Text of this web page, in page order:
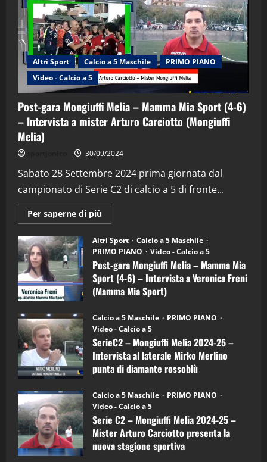
Altri Sport Calcio a 5 Maschile
PRIMO PIANO
Video - Calcio a 5
Post-gara Mongiuffi Melia – Mamma Mia Sport (4-6)
– Intervista a mister Arturo Carciotto (Mongiuffi
Melia)
30/09/2024
Sabato 28 Settembre 2024 prima giornata dal
campionato di Serie C2 di calcio a 5 di fronte...
Per saperne di più
informazioni
Post-
gara
Mongiuffi
Melia
–
Mamma
Mia
Sport
6)
–
Intervista
a
mister
Arturo
Carciotto
(Mongiuffi
Altri Sport
Calcio a 5 Maschile
PRIMO PIANO
Video - Calcio a 5
Post-gara Mongiuffi Melia – Mamma Mia
Sport (4-6) – Intervista a Veronica Freni
(Mamma Mia Sport)
Calcio a 5 Maschile
PRIMO PIANO
Video - Calcio a 5
SerieC2 – Mongiuffi Melia 2024-25 –
Intervista al laterale Mirko Merlino
punta di diamante rossoblù
Calcio a 5 Maschile
PRIMO PIANO
Video - Calcio a 5
Serie C2 – Mongiuffi Melia 2024-25 –
Mister Arturo Carciotto presenta la
nuova stagione sportiva
2
“SportEmpire” in Podcast: 29^ Puntata
(Martedi 28 Aprile 2026)
28/04/2026
3
"SportEmpire" in Podcast
“SportEmpire” in Podcast: 28^ Puntata
(Martedi 21 Aprile 2026)
21/04/2026
4
“SportEmpire” in Podcast: 27^ Puntata
(Martedi 14 Aprile 2026)
15/04/2026
5
“SportEmpire” in Podcast: 26^ Puntata
(Martedi 07 Aprile 2026)
08/04/2026